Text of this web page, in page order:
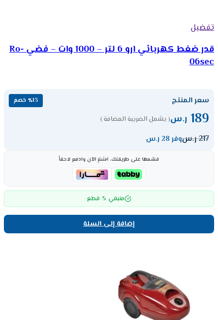
تفضيل
قدر ضغط كهربائي ارو 6 لتر – 1000 وات – فضي Ro-
06sec
سعر المنتج ٪13 خصم
189 ر.س( يشمل الضريبة المضافة )
217ر.سوفر 28 ر.س
قسّمها على طريقتك، اشترِ الآن وادفع لاحقاً
متبقي 5 قطع
إضافة إلى السلة